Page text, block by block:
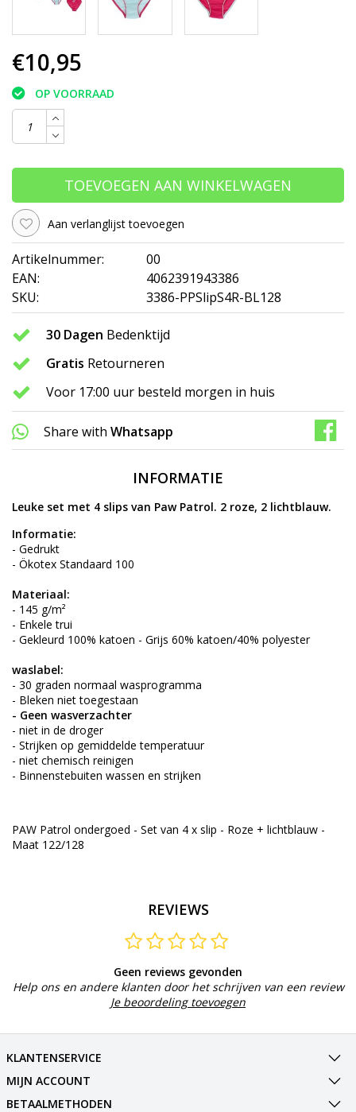
€10,95
OP VOORRAAD
TOEVOEGEN AAN WINKELWAGEN
Aan verlanglijst toevoegen
Artikelnummer:
00
EAN:
4062391943386
SKU:
3386-PPSlipS4R-BL128
30 Dagen Bedenktijd
Gratis Retourneren
Voor 17:00 uur besteld morgen in huis
Share with Whatsapp
INFORMATIE
Leuke set met 4 slips van Paw Patrol. 2 roze, 2 lichtblauw.
Informatie:
- Gedrukt
- Ökotex Standaard 100
Materiaal:
- 145 g/m²
- Enkele trui
- Gekleurd 100% katoen - Grijs 60% katoen/40% polyester
waslabel:
- 30 graden normaal wasprogramma
- Bleken niet toegestaan
- Geen wasverzachter
- niet in de droger
- Strijken op gemiddelde temperatuur
- niet chemisch reinigen
- Binnenstebuiten wassen en strijken
PAW Patrol ondergoed - Set van 4 x slip - Roze + lichtblauw -
Maat 122/128
REVIEWS
Geen reviews gevonden
Help ons en andere klanten door het schrijven van een review
Je beoordeling toevoegen
KLANTENSERVICE
MIJN ACCOUNT
BETAALMETHODEN